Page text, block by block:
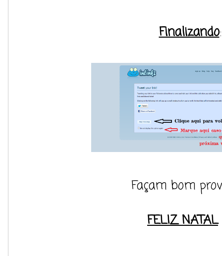
Finalizando:
Façam bom
FELIZ NATAL